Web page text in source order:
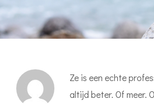
Ze is een echte
altijd beter. Of meer.